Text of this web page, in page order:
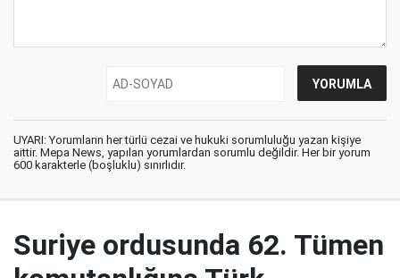
UYARI: Yorumların her türlü cezai ve hukuki sorumluluğu yazan kişiye
aittir. Mepa News, yapılan yorumlardan sorumlu değildir. Her bir yorum
600 karakterle (boşluklu) sınırlıdır.
Suriye ordusunda 62. Tümen